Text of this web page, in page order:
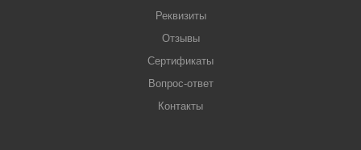
Реквизиты
Отзывы
Сертификаты
Вопрос-ответ
Контакты